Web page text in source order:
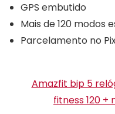
GPS embutido
Mais de 120 modos
Parcelamento no
Amazfit bip 5
fitness 120 +